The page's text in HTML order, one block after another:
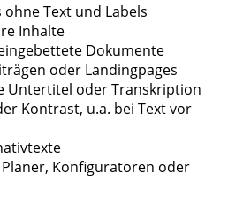
Text und Labels
Inhalte
Dokumente
oder Landingpages
Untertitel oder Transkription
Kontrast, u.a. bei Text vor
Konfiguratoren oder